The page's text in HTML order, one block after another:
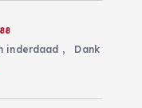
inderdaad , Dank